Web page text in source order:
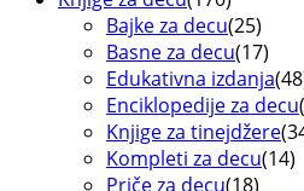
Bajke za decu(25)
Basne za decu(17)
Edukativna izdanja
Enciklopedije za decu
Knjige za tinejdžere
Kompleti za decu(14)
Priče za decu(18)